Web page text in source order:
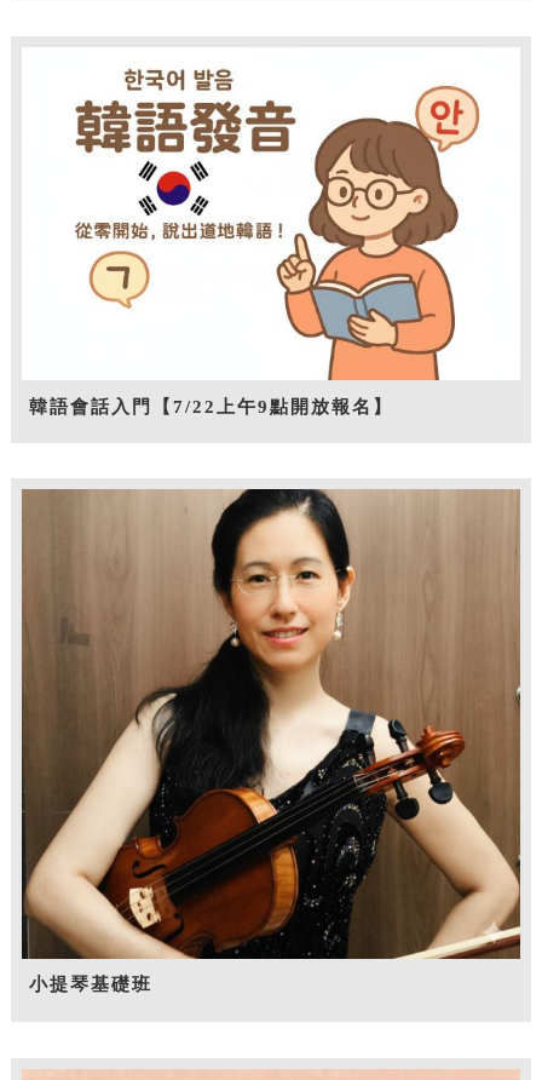
韓語會話入門【7/22上午9點開放報名】
小提琴基礎班